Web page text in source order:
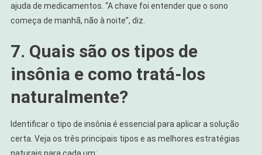
ajuda de medicamentos. “A chave foi entender que o sono
começa de manhã, não à noite”, diz.
7. Quais são os tipos de
insônia e como tratá-los
naturalmente?
Identificar o tipo de insônia é essencial para aplicar a solução
certa. Veja os três principais tipos e as melhores estratégias
naturais para cada um: